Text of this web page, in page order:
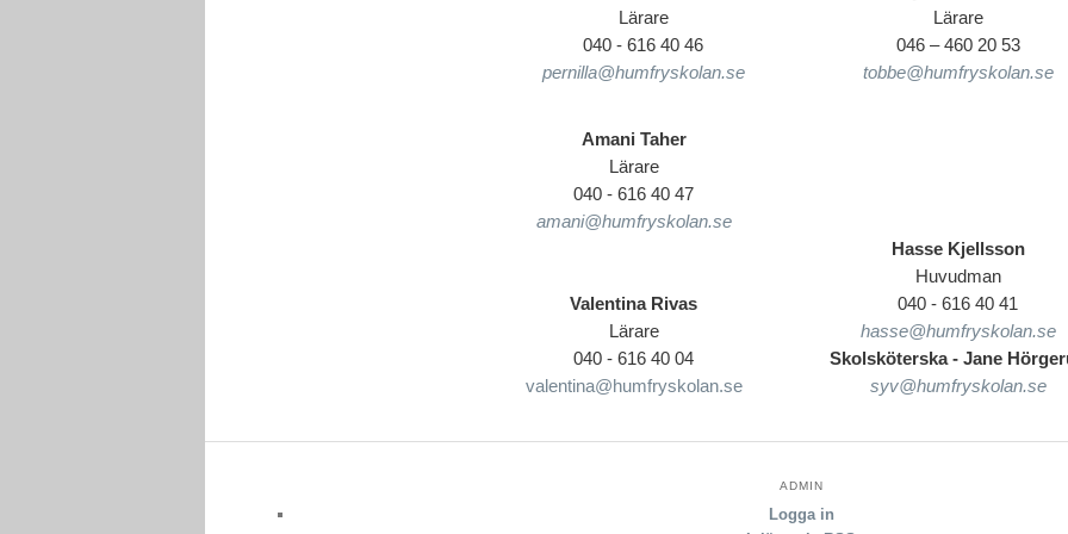
Lärare
040 - 616 40 46
pernilla@humfryskolan.se
Lärare
046 – 460 20 53
tobbe@humfryskolan.se
Amani Taher
Lärare
040 - 616 40 47
amani@humfryskolan.se
Valentina Rivas
Lärare
040 - 616 40 04
valentina@humfryskolan.se
Hasse Kjellsson
Huvudman
040 - 616 40 41
hasse@humfryskolan.se
Skolsköterska - Jane
syv@humfryskolan.se
ADMIN
Logga in